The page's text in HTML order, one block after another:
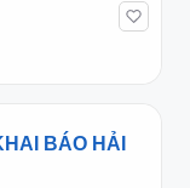
BÁO HẢI